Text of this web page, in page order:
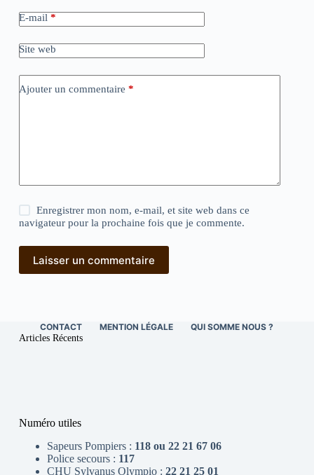
E-mail *
Site web
Ajouter un commentaire *
Enregistrer mon nom, e-mail, et site web dans ce
navigateur pour la prochaine fois que je commente.
Laisser un commentaire
CONTACT MENTION LÉGALE QUI SOMME NOUS ?
Articles Récents
Numéro utiles
Sapeurs Pompiers : 118 ou 22 21 67 06
Police secours : 117
CHU Sylvanus Olympio : 22 21 25 01